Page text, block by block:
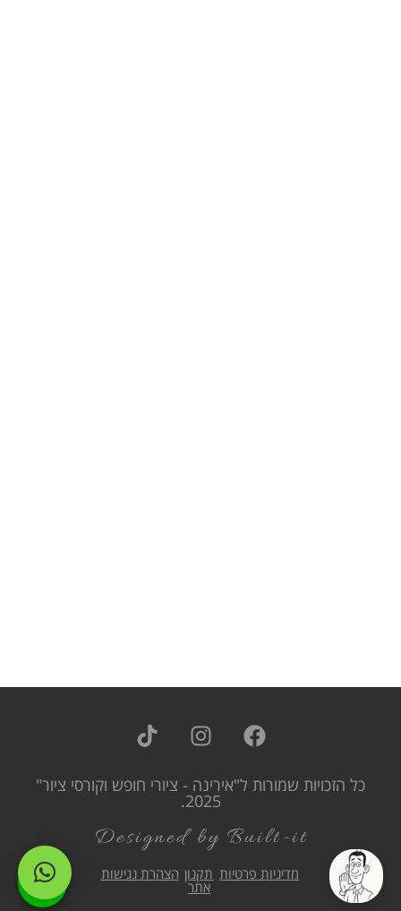
כל הזכויות שמורות ל"אירינה - ציורי חופש וקורסי ציור"
2025.
Designed by Built-it
מדיניות פרטיות תקנון
אתר
הצהרת נגישות